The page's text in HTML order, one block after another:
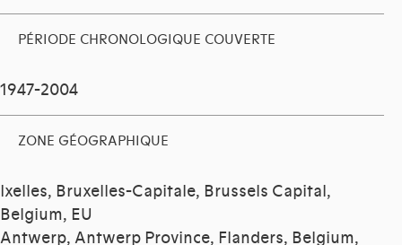
PÉRIODE CHRONOLOGIQUE COUVERTE
1947-2004
ZONE GÉOGRAPHIQUE
Ixelles, Bruxelles-Capitale, Brussels Capital,
Belgium, EU
Antwerp, Antwerp Province, Flanders, Belgium,